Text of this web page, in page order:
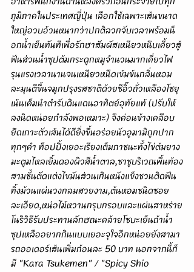
ภูมิภาคในประเทศญี่ปุ่น เลือกใช้เฉพาะเส้นขนาด
ใหญ่อวบอ้วนหนากว่าปกติลวกจับเวลาพร้อมน็
อกน้ำเย็นทันทีเพื่อรักษาสัมผัสเหนียวหนึบเคี้ยวสู้
ฟันส่วนน้ำซุปต้มกระดูกหมูจำนวนมากเคี่ยวไฟ
รุนแรงเวลานานจนเหนียวหนืดเข้มข้นกลิ่นหอม
ละมุนตีขึ้นจมูกปรุงรสชาติด้วยซีอิ๊วถั่วเหลืองโชยุ
เน้นเค็มนำตำรับดินแดนอาทิตย์อุทัยแท้ (ปรับให้
ลงนิดหน่อยกำลังพอเหมาะ) จึงค่อนข้างเคลือบ
ยึดเกาะตัวเส้นได้ดียิ่งขึ้นอร่อยนัวอูมามิถูกปาก
ทุกๆคำ ท็อปปิ้งเยอะเรียงเต็มภาชนะทั้งไข่ต้มยาง
มะตูมไหลเยิ้มดองผิวสีน้ำตาล,ชาชูบริเวณพื้นท้อง
สามชั้นตัดแต่งไขมันส่วนเกินหนังแข็งชวนติดฟัน
ทิ้งม้วนแผ่นวงกลมสวยงาม,ต้นหอมชนิดซอย
ละเอียด,หน่อไม้หวานกรุบกรอบและแผ่นสาหร่าย
โนริวิธีรับประทานลักษณะคล้ายโซบะเย็นถ้าน้ำ
ซุปเหลืออยากกินแบบเยอะจุใจอีกหน่อยยังสามา
รถออเดอร์เส้นเพิ่มก้อนละ 50 บาท นอกจากนี้ก็
มี "Kara Tsukemen" / "Spicy Shio